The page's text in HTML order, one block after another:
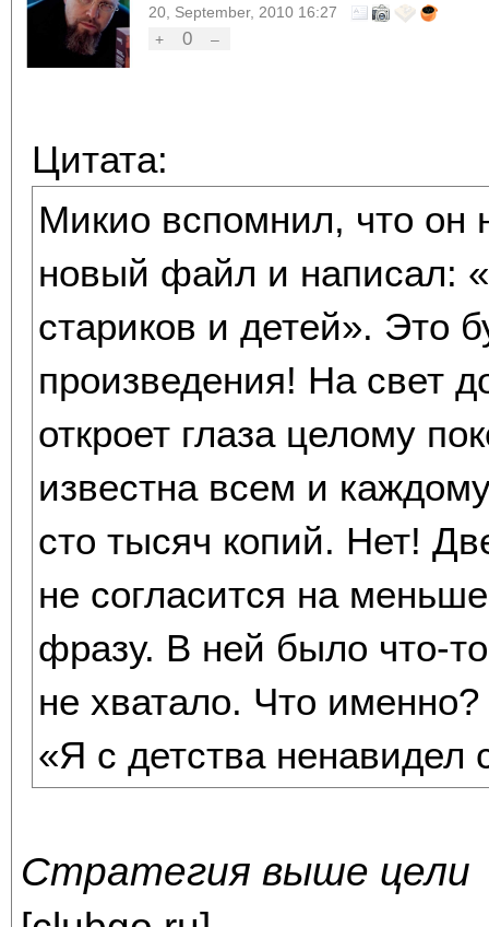
20, September, 2010 16:27
+
0 –
Цитата:
Микио вспомнил, что он
новый файл и написал:
стариков и детей». Это
произведения! На свет
откроет глаза целому
известна всем и
сто тысяч копий. Нет!
не согласится на
фразу. В ней было что-
не хватало. Что
«Я с детства ненавидел
Стратегия выше цели